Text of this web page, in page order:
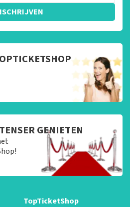
GENIETEN
TopTicketShop